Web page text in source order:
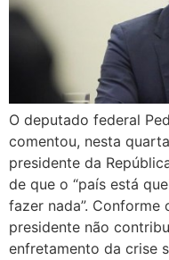
O deputado federal
comentou, nesta
presidente da
de que o “país está
fazer nada”.
presidente não
enfretamento da crise